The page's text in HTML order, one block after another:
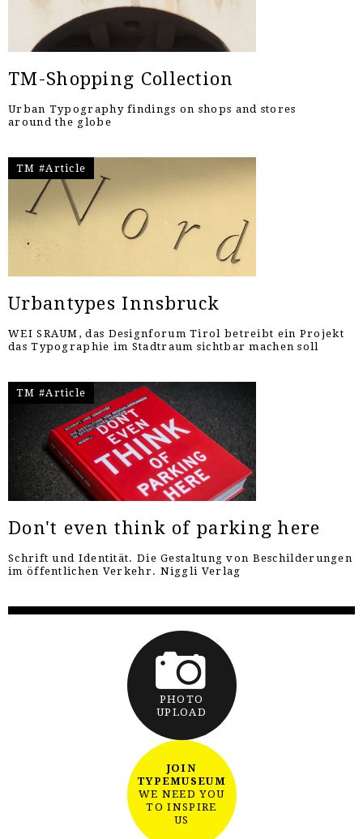
TM-Shopping Collection
Urban Typography findings on shops and stores
around the globe
TM #Article
Urbantypes Innsbruck
WEI SRAUM, das Designforum Tirol betreibt ein Projekt
das Typographie im Stadtraum sichtbar machen soll
TM #Article
Don't even think of parking here
Schrift und Identität. Die Gestaltung von Beschilderungen
im öffentlichen Verkehr. Niggli Verlag
PHOTO
UPLOAD
JOIN
TYPEMUSEUM
WE NEED YOU
TO INSPIRE
US